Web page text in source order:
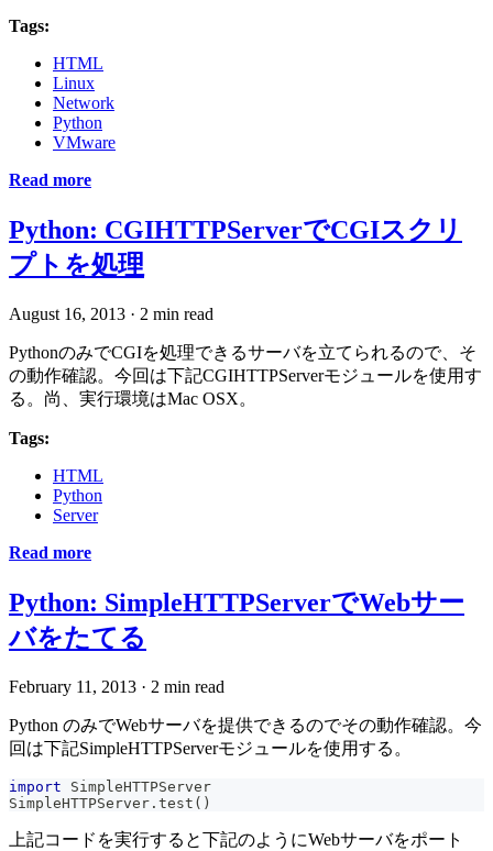
Tags:
HTML
Linux
Network
Python
VMware
Read more
Python: CGIHTTPServerでCGIスクリ
プトを処理
August 16, 2013 · 2 min read
PythonのみでCGIを処理できるサーバを立てられるので、そ
の動作確認。今回は下記CGIHTTPServerモジュールを使用す
る。尚、実行環境はMac OSX。
Tags:
HTML
Python
Server
Read more
Python: SimpleHTTPServerでWebサー
バをたてる
February 11, 2013 · 2 min read
Python のみでWebサーバを提供できるのでその動作確認。今
回は下記SimpleHTTPServerモジュールを使用する。
import SimpleHTTPServer
SimpleHTTPServer . test ( )
上記コードを実行すると下記のようにWebサーバをポート